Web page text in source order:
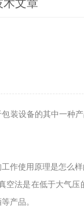
术文章
装设备的其中一种
作使用原理是怎么
空法是在低于大气
产品。